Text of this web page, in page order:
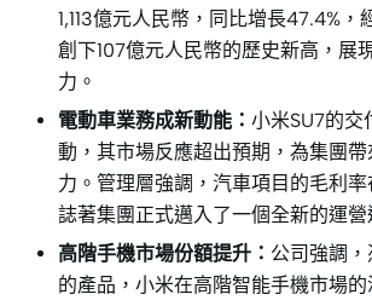
1,113億元人民幣，同比增長47.4%，
創下107億元人民幣的歷史新高，展
力。
電動車業務成新動能： 小米SU7的交
動，其市場反應超出預期，為集團
力。管理層強調，汽車項目的毛利
誌著集團正式邁入了一個全新的運營
高階手機市場份額提升： 公司強調
的產品，小米在高階智能手機市場